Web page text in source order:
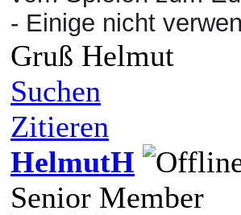
- Einige nicht
Gruß Helmut
Suchen
Zitieren
HelmutH
Senior Member